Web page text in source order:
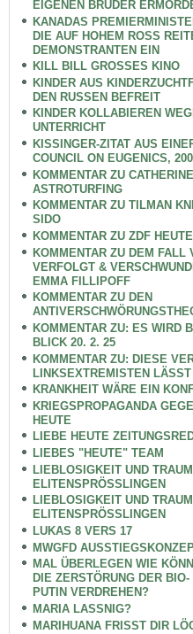
EIGENEN BRUDER
KANADAS
DIE AUF HOHEM ROSS
DEMONSTRANTEN EIN
KILL BILL GROSSES KINO
KINDER AUS
DEN RUSSEN BEFREIT
KINDER KOLLABIEREN
UNTERRICHT
KISSINGER-ZITAT AUS
COUNCIL ON EUGENICS,
KOMMENTAR ZU
ASTROTURFING
KOMMENTAR ZU TILMAN
SIDO
KOMMENTAR ZU ZDF
KOMMENTAR ZU DEM FALL
VERFOLGT &
EMMA FILLIPOFF
KOMMENTAR ZU DEN
KOMMENTAR ZU: ES WIRD
BLICK 20. 2. 25
KOMMENTAR ZU: DIESE
LINKSEXTREMISTEN
KRANKHEIT WÄRE EIN
KRIEGSPROPAGANDA
HEUTE
LIEBE HEUTE
LIEBES "HEUTE" TEAM
LIEBLOSIGKEIT UND
ELITENSPRÖSSLINGEN
LIEBLOSIGKEIT UND
ELITENSPRÖSSLINGEN
LUKAS 8 VERS 17
MWGFD
MAL ÜBERLEGEN WIE
DIE ZERSTÖRUNG DER
PUTIN VERDREHEN?
MARIA LASSNIG?
MARIHUANA FRISST DIR